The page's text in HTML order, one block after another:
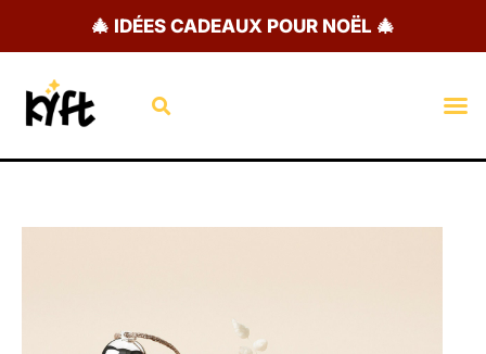
🎄 IDÉES CADEAUX POUR NOËL 🎄
Rechercher